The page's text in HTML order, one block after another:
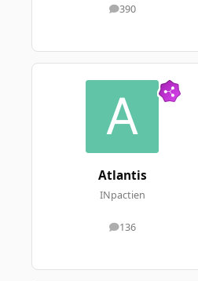
390
messages
Atlantis
INpactien
136
messages